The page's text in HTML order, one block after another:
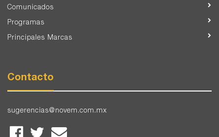
Comunicados
Programas
Principales Marcas
Contacto
sugerencias@novem.com.mx